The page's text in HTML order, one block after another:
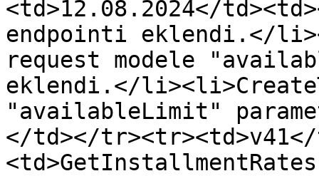
<td>12.08.2024</
endpointi eklendi.</
request modele
eklendi.</
"availableLimit"
</td></